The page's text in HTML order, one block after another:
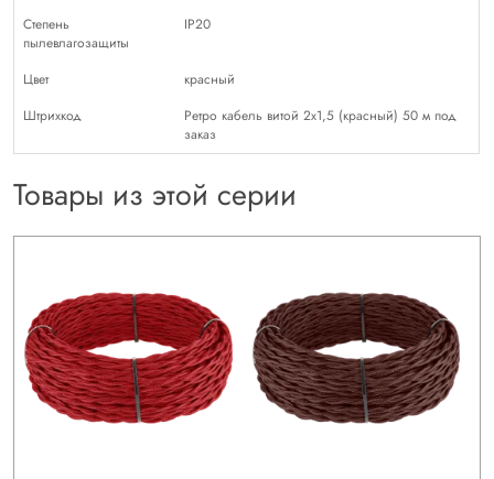
Степень
пылевлагозащиты
IP20
Цвет
красный
Штрихкод
Ретро кабель витой 2х1,5 (красный) 50 м под
заказ
Товары из этой серии